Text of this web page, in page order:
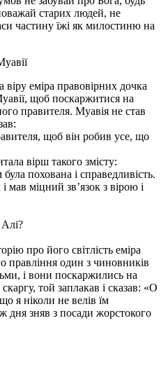
старих людей, не
частину їжі як милостиню на
віру еміра правовірних дочка
щоб поскаржитися на
правителя. Муавія не став
щоб він робив усе, що
вірш такого змісту:
похована і справедливість.
мав міцний зв’язок з вірою і
про його світлість еміра
правління один з чиновників
і вони поскаржились на
той заплакав і сказав: «О
я ніколи не велів їм
дня зняв з посади жорстокого